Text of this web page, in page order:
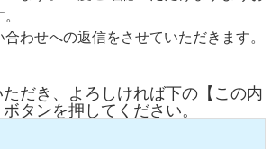
わせへの返信をさせていただきます。
だき、よろしければ下の【この内
タンを押してください。